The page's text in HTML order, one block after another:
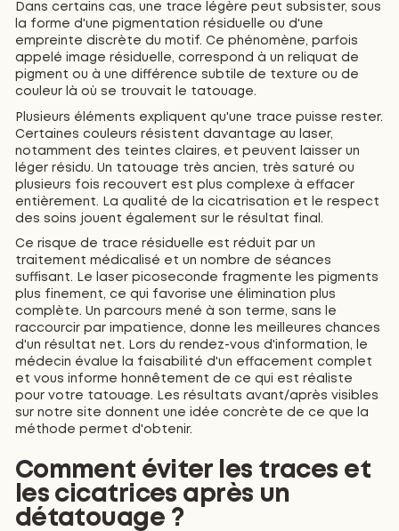
Dans certains cas, une trace légère peut subsister, sous
la forme d'une pigmentation résiduelle ou d'une
empreinte discrète du motif. Ce phénomène, parfois
appelé image résiduelle, correspond à un reliquat de
pigment ou à une différence subtile de texture ou de
couleur là où se trouvait le tatouage.
Plusieurs éléments expliquent qu'une trace puisse rester.
Certaines couleurs résistent davantage au laser,
notamment des teintes claires, et peuvent laisser un
léger résidu. Un tatouage très ancien, très saturé ou
plusieurs fois recouvert est plus complexe à effacer
entièrement. La qualité de la cicatrisation et le respect
des soins jouent également sur le résultat final.
Ce risque de trace résiduelle est réduit par un
traitement médicalisé et un nombre de séances
suffisant. Le laser picoseconde fragmente les pigments
plus finement, ce qui favorise une élimination plus
complète. Un parcours mené à son terme, sans le
raccourcir par impatience, donne les meilleures chances
d'un résultat net. Lors du rendez-vous d'information, le
médecin évalue la faisabilité d'un effacement complet
et vous informe honnêtement de ce qui est réaliste
pour votre tatouage. Les résultats avant/après visibles
sur notre site donnent une idée concrète de ce que la
méthode permet d'obtenir.
Comment éviter les traces et
les cicatrices après un
détatouage ?